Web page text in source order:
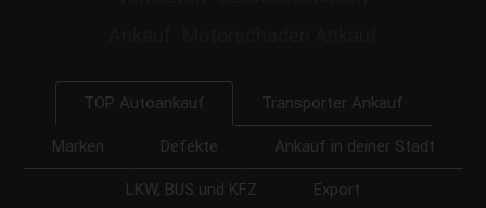
TOP Autoankauf Transporter Ankauf
Marken Defekte Ankauf in deiner Stadt
LKW, BUS und KFZ Export